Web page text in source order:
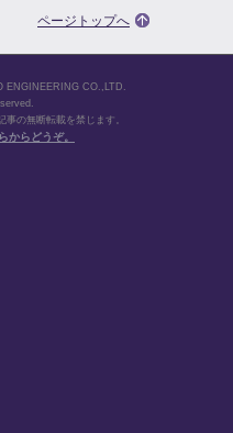
ページトップへ
ENGINEERING CO.,LTD.
の無断転載を禁じます。
からどうぞ。